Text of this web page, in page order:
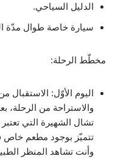
الدليل السياحي.
سيارة خاصة طوال مدّة
مخطّط الرحلة:
اليوم الأوّل: الاستقبال
والاستراحة من الرحلة،
تشال الشهيرة التي
تتميّز بوجود مطعم خاص
وأنت تشاهد المنظر